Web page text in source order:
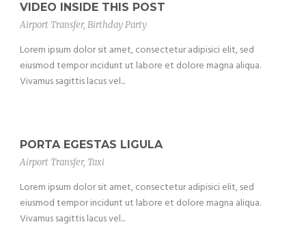
VIDEO INSIDE THIS POST
Airport Transfer, Birthday Party
Lorem ipsum dolor sit amet, consectetur adipisici elit, sed
eiusmod tempor incidunt ut labore et dolore magna aliqua.
Vivamus sagittis lacus vel...
PORTA EGESTAS LIGULA
Airport Transfer, Taxi
Lorem ipsum dolor sit amet, consectetur adipisici elit, sed
eiusmod tempor incidunt ut labore et dolore magna aliqua.
Vivamus sagittis lacus vel...